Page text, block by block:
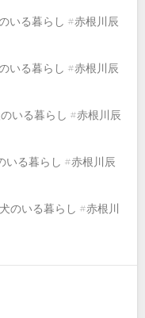
いる暮らし #赤根川辰
いる暮らし #赤根川辰
いる暮らし #赤根川辰
いる暮らし #赤根川辰
のいる暮らし #赤根川